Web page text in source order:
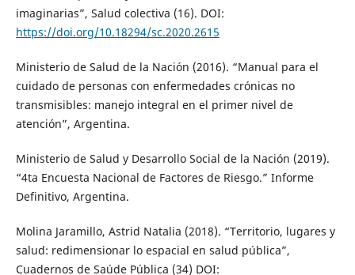
imaginarias”, Salud colectiva (16). DOI:
https://doi.org/10.18294/sc.2020.2615
Ministerio de Salud de la Nación (2016). “Manual para el
cuidado de personas con enfermedades crónicas no
transmisibles: manejo integral en el primer nivel de
atención”, Argentina.
Ministerio de Salud y Desarrollo Social de la Nación (2019).
“4ta Encuesta Nacional de Factores de Riesgo.” Informe
Definitivo, Argentina.
Molina Jaramillo, Astrid Natalia (2018). “Territorio, lugares y
salud: redimensionar lo espacial en salud pública”,
Cuadernos de Saúde Pública (34) DOI: